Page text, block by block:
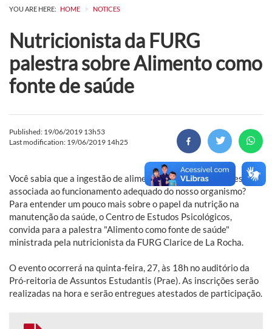
YOU ARE HERE: HOME > NOTICES
Nutricionista da FURG
palestra sobre Alimento como
fonte de saúde
Published: 19/06/2019 13h53
Last modification: 19/06/2019 14h25
Você sabia que a ingestão de alimentos ricos em nutrientes está
associada ao funcionamento adequado do nosso organismo?
Para entender um pouco mais sobre o papel da nutrição na
manutenção da saúde, o Centro de Estudos Psicológicos,
convida para a palestra "Alimento como fonte de saúde"
ministrada pela nutricionista da FURG Clarice de La Rocha.
O evento ocorrerá na quinta-feira, 27, às 18h no auditório da
Pró-reitoria de Assuntos Estudantis (Prae). As inscrições serão
realizadas na hora e serão entregues atestados de participação.